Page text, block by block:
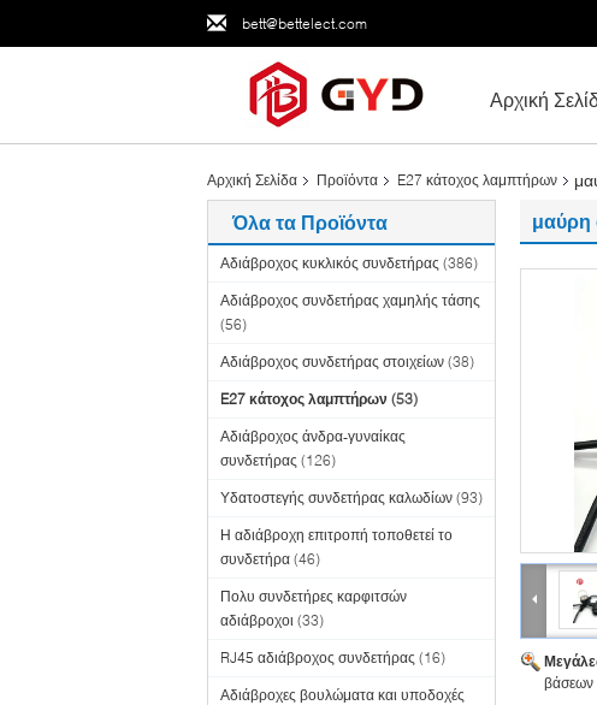
bett@bettelect.com
Αρχική
Αρχική Σελίδα Προϊόντα E27 κάτοχος λαμπτήρων
Όλα τα Προϊόντα
Αδιάβροχος κυκλικός συνδετήρας (386)
Αδιάβροχος συνδετήρας χαμηλής τάσης
(56)
Αδιάβροχος συνδετήρας στοιχείων (38)
E27 κάτοχος λαμπτήρων (53)
Αδιάβροχος άνδρα-γυναίκας
συνδετήρας (126)
Υδατοστεγής συνδετήρας καλωδίων (93)
Η αδιάβροχη επιτροπή τοποθετεί το
συνδετήρα (46)
Πολυ συνδετήρες καρφιτσών
αδιάβροχοι (33)
RJ45 αδιάβροχος συνδετήρας (16)
Αδιάβροχες βουλώματα και υποδοχές
μαύρη
βάσεων